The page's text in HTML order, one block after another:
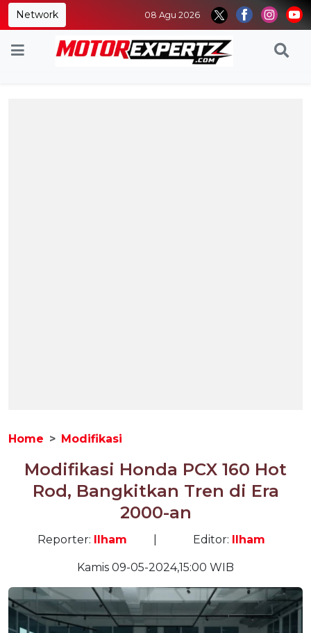
Network 08 Agu 2026
Home Modifikasi
Modifikasi Honda PCX 160 Hot
Rod, Bangkitkan Tren di Era
2000-an
Reporter: Ilham Editor: Ilham
Kamis 09-05-2024,15:00 WIB